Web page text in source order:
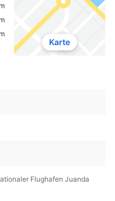
Karte
Flughafen Juanda